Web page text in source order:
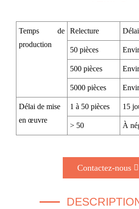
Temps de
production
Relecture
50 pièces
500 pièces
5000 pièces
Délai de mise
en œuvre
1 à 50 pièces 15
> 50 À
Contactez-nous